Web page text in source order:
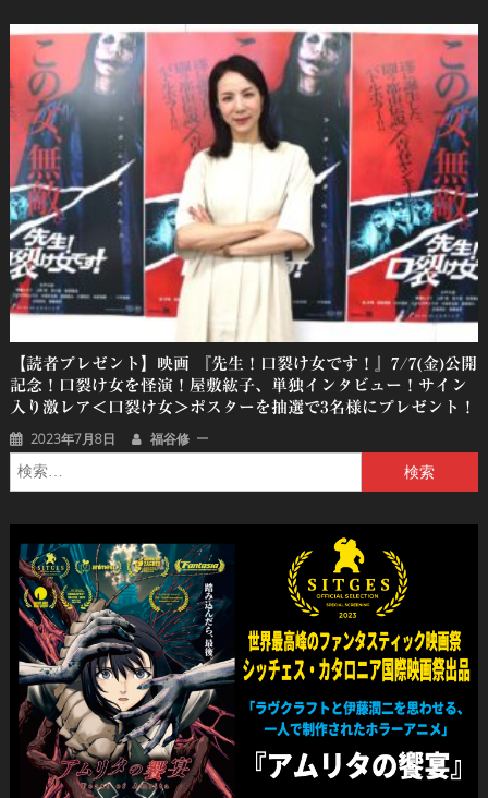
【読者プレゼント】映画 『先生！口裂け女です！』7/7(金)公開
記念！口裂け女を怪演！屋敷紘子、単独インタビュー！サイン
入り激レア＜口裂け女＞ポスターを抽選で3名様にプレゼント！
2023年7月8日 福谷修
索: